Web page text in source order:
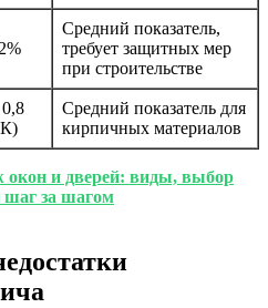
Средний показатель,
требует защитных мер
при строительстве
Средний показатель для
кирпичных материалов
и дверей: виды, выбор
шаг за шагом